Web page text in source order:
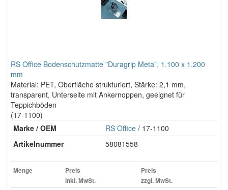
RS Office Bodenschutzmatte "Duragrip Meta", 1.100 x 1.200
mm
Material: PET, Oberfläche strukturiert, Stärke: 2,1 mm,
transparent, Unterseite mit Ankernoppen, geeignet für
Teppichböden
(17-1100)
Marke / OEM
RS Office / 17-1100
Artikelnummer
58081558
Menge
Preis
inkl. MwSt.
Preis
zzgl. MwSt.